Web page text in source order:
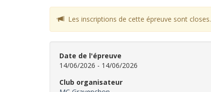
Les inscriptions de cette épreuve sont closes.
Date de l'épreuve
14/06/2026 - 14/06/2026
Club organisateur